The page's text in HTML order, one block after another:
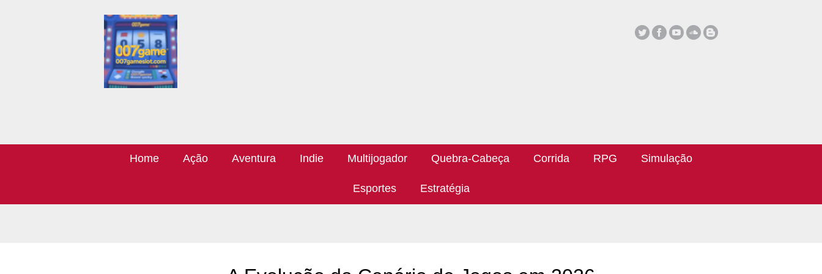
Home Ação Aventura Indie Multijogador Quebra-Cabeça Corrida RPG Simulação
Esportes Estratégia